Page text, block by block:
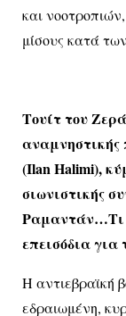
και
μίσους κατά
Τουίτ του
αναμνηστικής
(Ilan Halimi),
σιωνιστικής
Ραμαντάν…Τι
επεισόδια για
Η αντιεβραϊκή
εδραιωμένη,